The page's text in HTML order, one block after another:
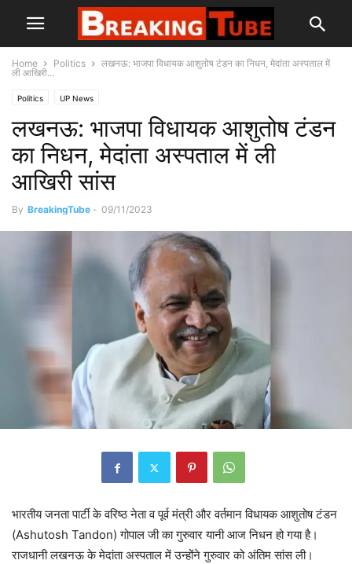
Home Politics
लखनऊ: भाजपा विधायक आशुतोष टंडन का निधन, मेदांता अस्पताल में
ली आखिरी...
Politics UP News
लखनऊ: भाजपा विधायक आशुतोष टंडन
का निधन, मेदांता अस्पताल में ली
आखिरी सांस
By BreakingTube - 09/11/2023
भारतीय जनता पार्टी के वरिष्ठ नेता व पूर्व मंत्री और वर्तमान विधायक आशुतोष टंडन
(Ashutosh Tandon) गोपाल जी का गुरुवार यानी आज निधन हो गया है।
राजधानी लखनऊ के मेदांता अस्पताल में उन्होंने गुरुवार को अंतिम सांस ली।